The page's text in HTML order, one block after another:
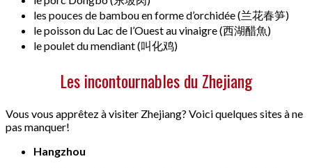
les pouces de bambou en forme d’orchidée (兰花春笋)
le poisson du Lac de l’Ouest au vinaigre (西湖醋魚)
le poulet du mendiant (叫化鸡)
Les incontournables du Zhejiang
Vous vous apprêtez à visiter Zhejiang? Voici quelques sites à ne
pas manquer!
Hangzhou